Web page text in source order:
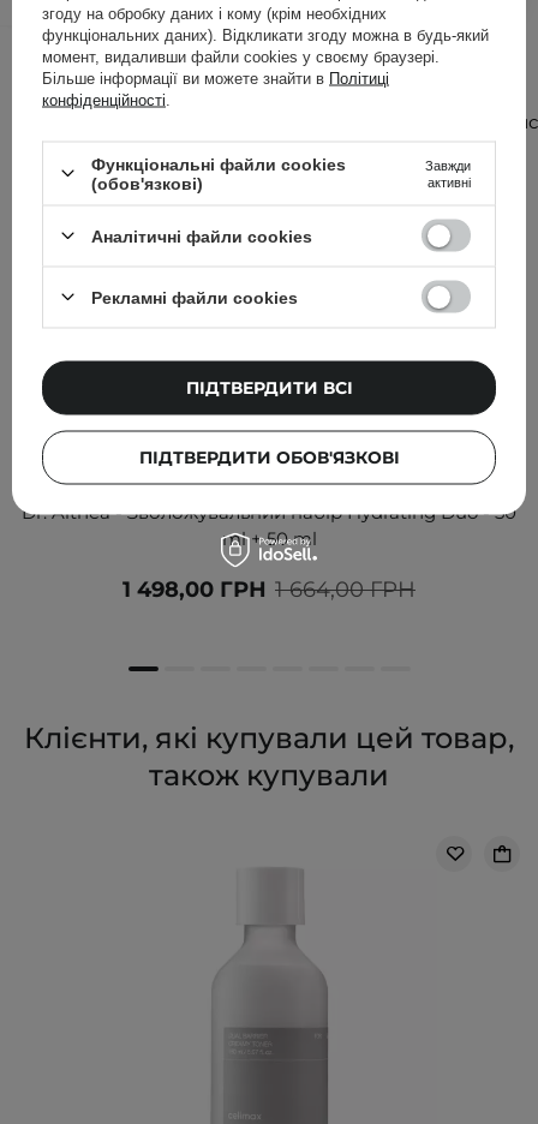
Інші клієнти також перевіряли
БЕСТСЕЛЕР
Dr. Althea - Зволожувальний набір Hydrating Duo - 50
ml + 50 ml
1 664,00 ГРН
1 498,00 ГРН
більше
Клієнти, які купували цей товар,
також купували
згоду на обробку даних і кому (крім необхідних
функціональних даних). Відкликати згоду можна в будь-який
момент, видаливши файли cookies у своєму браузері.
Більше інформації ви можете знайти в Політиці
конфіденційності
Функціональні файли cookies
(обов'язкові)
Завжди
активні
Аналітичні файли cookies
Рекламні файли cookies
ПІДТВЕРДИТИ ОБОВ'ЯЗКОВІ
ПІДТВЕРДИТИ ВСІ